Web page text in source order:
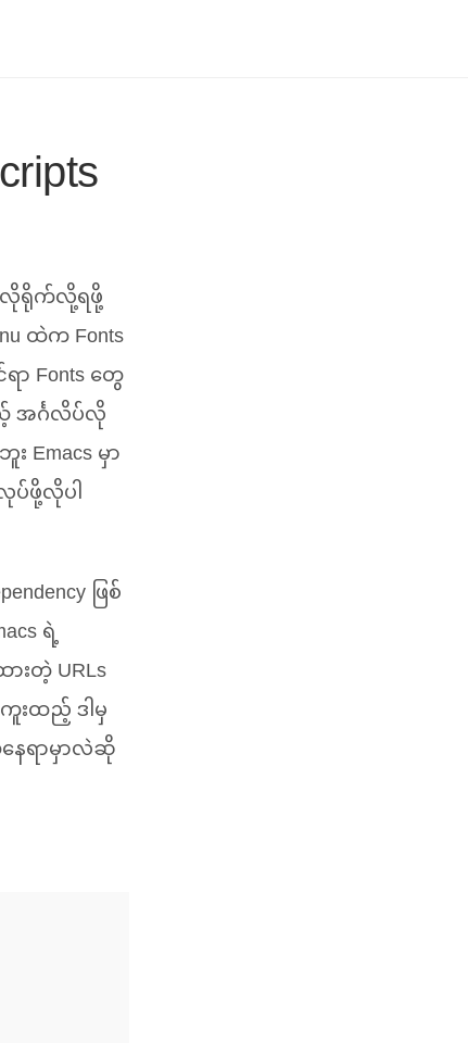
ာလိုရိုက်လို့ရဖို့
ထဲက Fonts
Fonts တွေ
အင်္ဂလိပ်လို
မှာ
ပ်ဖို့လိုပါ
ဖြစ်
ရဲ့
းတဲ့ URLs
းထည့် ဒါမှ
ေရာမှာလဲဆို